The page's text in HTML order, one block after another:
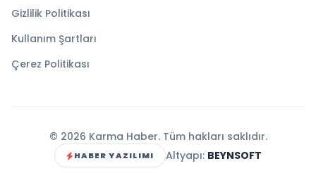
Gizlilik Politikası
Kullanım Şartları
Çerez Politikası
© 2026 Karma Haber. Tüm hakları saklıdır.
HABER YAZILIMI Altyapı: BEYNSOFT